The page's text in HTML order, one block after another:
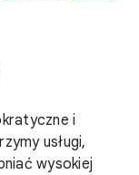
i
usługi,
wysokiej